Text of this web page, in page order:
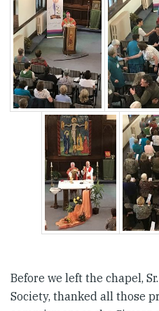
Before we left the chapel,
Society, thanked all those